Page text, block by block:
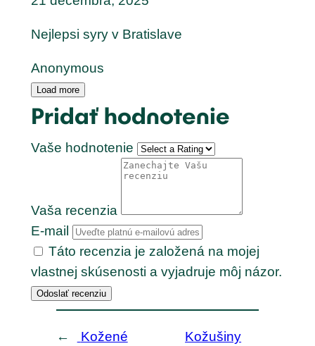
Nejlepsi syry v Bratislave
Anonymous
Load more
Pridať hodnotenie
Vaše hodnotenie
Vaša recenzia
E-mail
Táto recenzia je založená na mojej
vlastnej skúsenosti a vyjadruje môj názor.
Odoslať recenziu
←
Kožené
Kožušiny